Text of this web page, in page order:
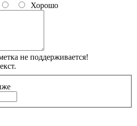
Хорошо
не поддерживается!